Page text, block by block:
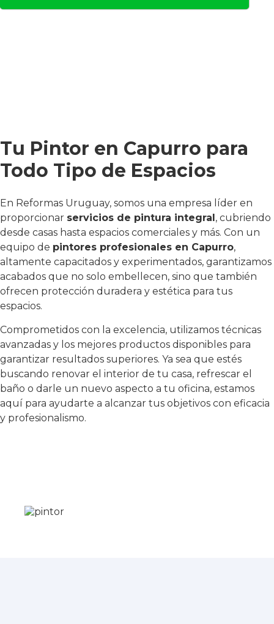
Tu Pintor en Capurro para
Todo Tipo de Espacios
En Reformas Uruguay, somos una empresa líder en
proporcionar servicios de pintura integral, cubriendo
desde casas hasta espacios comerciales y más. Con un
equipo de pintores profesionales en Capurro,
altamente capacitados y experimentados, garantizamos
acabados que no solo embellecen, sino que también
ofrecen protección duradera y estética para tus
espacios.
Comprometidos con la excelencia, utilizamos técnicas
avanzadas y los mejores productos disponibles para
garantizar resultados superiores. Ya sea que estés
buscando renovar el interior de tu casa, refrescar el
baño o darle un nuevo aspecto a tu oficina, estamos
aquí para ayudarte a alcanzar tus objetivos con eficacia
y profesionalismo.